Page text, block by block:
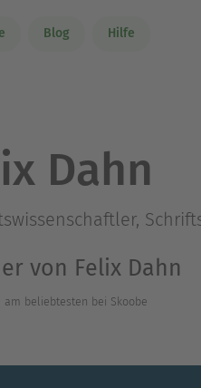
Blog Hilfe
Dahn
von Felix Dahn
am beliebtesten bei Skoobe